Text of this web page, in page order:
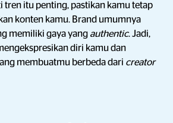
tren itu penting, pastikan kamu tetap
konten kamu. Brand umumnya
memiliki gaya yang authentic. Jadi,
diri kamu dan
membuatmu berbeda dari creator